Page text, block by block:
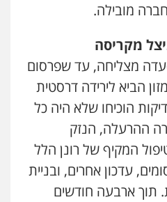
מובילה.
מקריסה
מצליחה, עד שפרסום
הביא לירידה דרסטית
הוכיחו שלא היה כל
ההרעלה, הנזק
המקיף של רונן הלל
עדכון אחרים, ובניית
תוך ארבעה חודשים